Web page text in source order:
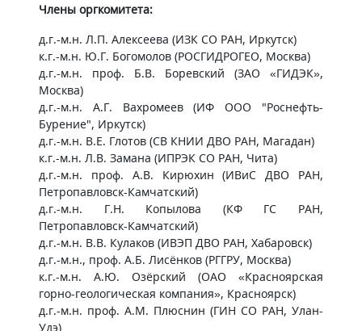
Члены оргкомитета:
д.г.-м.н. Л.П. Алексеева (ИЗК СО РАН, Иркутск)
к.г.-м.н. Ю.Г. Богомолов (РОСГИДРОГЕО, Москва)
д.г.-м.н. проф. Б.В. Боревский (ЗАО «ГИДЭК»,
Москва)
д.г.-м.н. А.Г. Вахромеев (ИФ ООО "Роснефть-
Бурение", Иркутск)
д.г.-м.н. В.Е. Глотов (СВ КНИИ ДВО РАН, Магадан)
к.г.-м.н. Л.В. Замана (ИПРЭК СО РАН, Чита)
д.г.-м.н. проф. А.В. Кирюхин (ИВиС ДВО РАН,
Петропавловск-Камчатский)
д.г.-м.н. Г.Н. Копылова (КФ ГС РАН,
Петропавловск-Камчатский)
д.г.-м.н. В.В. Кулаков (ИВЭП ДВО РАН, Хабаровск)
д.г.-м.н., проф. А.Б. Лисёнков (РГГРУ, Москва)
к.г.-м.н. А.Ю. Озёрский (ОАО «Красноярская
горно-геологическая компания», Красноярск)
д.г.-м.н. проф. А.М. Плюснин (ГИН СО РАН, Улан-
Удэ)